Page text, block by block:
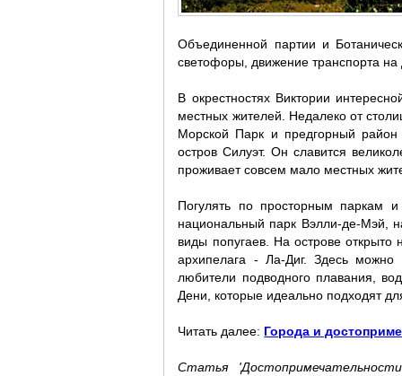
Объединенной партии и
светофоры, движение транспорта
В окрестностях Виктории
местных жителей. Недалеко от
Морской Парк и предгорный район
остров Силуэт. Он славится
проживает совсем мало местных
Погулять по просторным паркам
национальный парк Вэлли-де-Мэй,
виды попугаев. На острове
архипелага - Ла-Диг. Здесь
любители подводного плавания,
Дени, которые идеально подходят
Читать далее: Города и
Статья